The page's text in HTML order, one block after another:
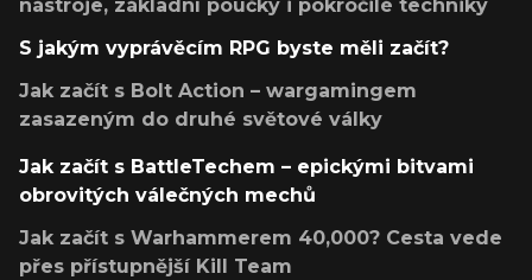
nástroje, základní poučky i pokročilé techniky
S jakým vyprávěcím RPG byste měli začít?
Jak začít s Bolt Action – wargamingem
zasazeným do druhé světové války
Jak začít s BattleTechem – epickými bitvami
obrovitých válečných mechů
Jak začít s Warhammerem 40,000? Cesta vede
přes přístupnější Kill Team